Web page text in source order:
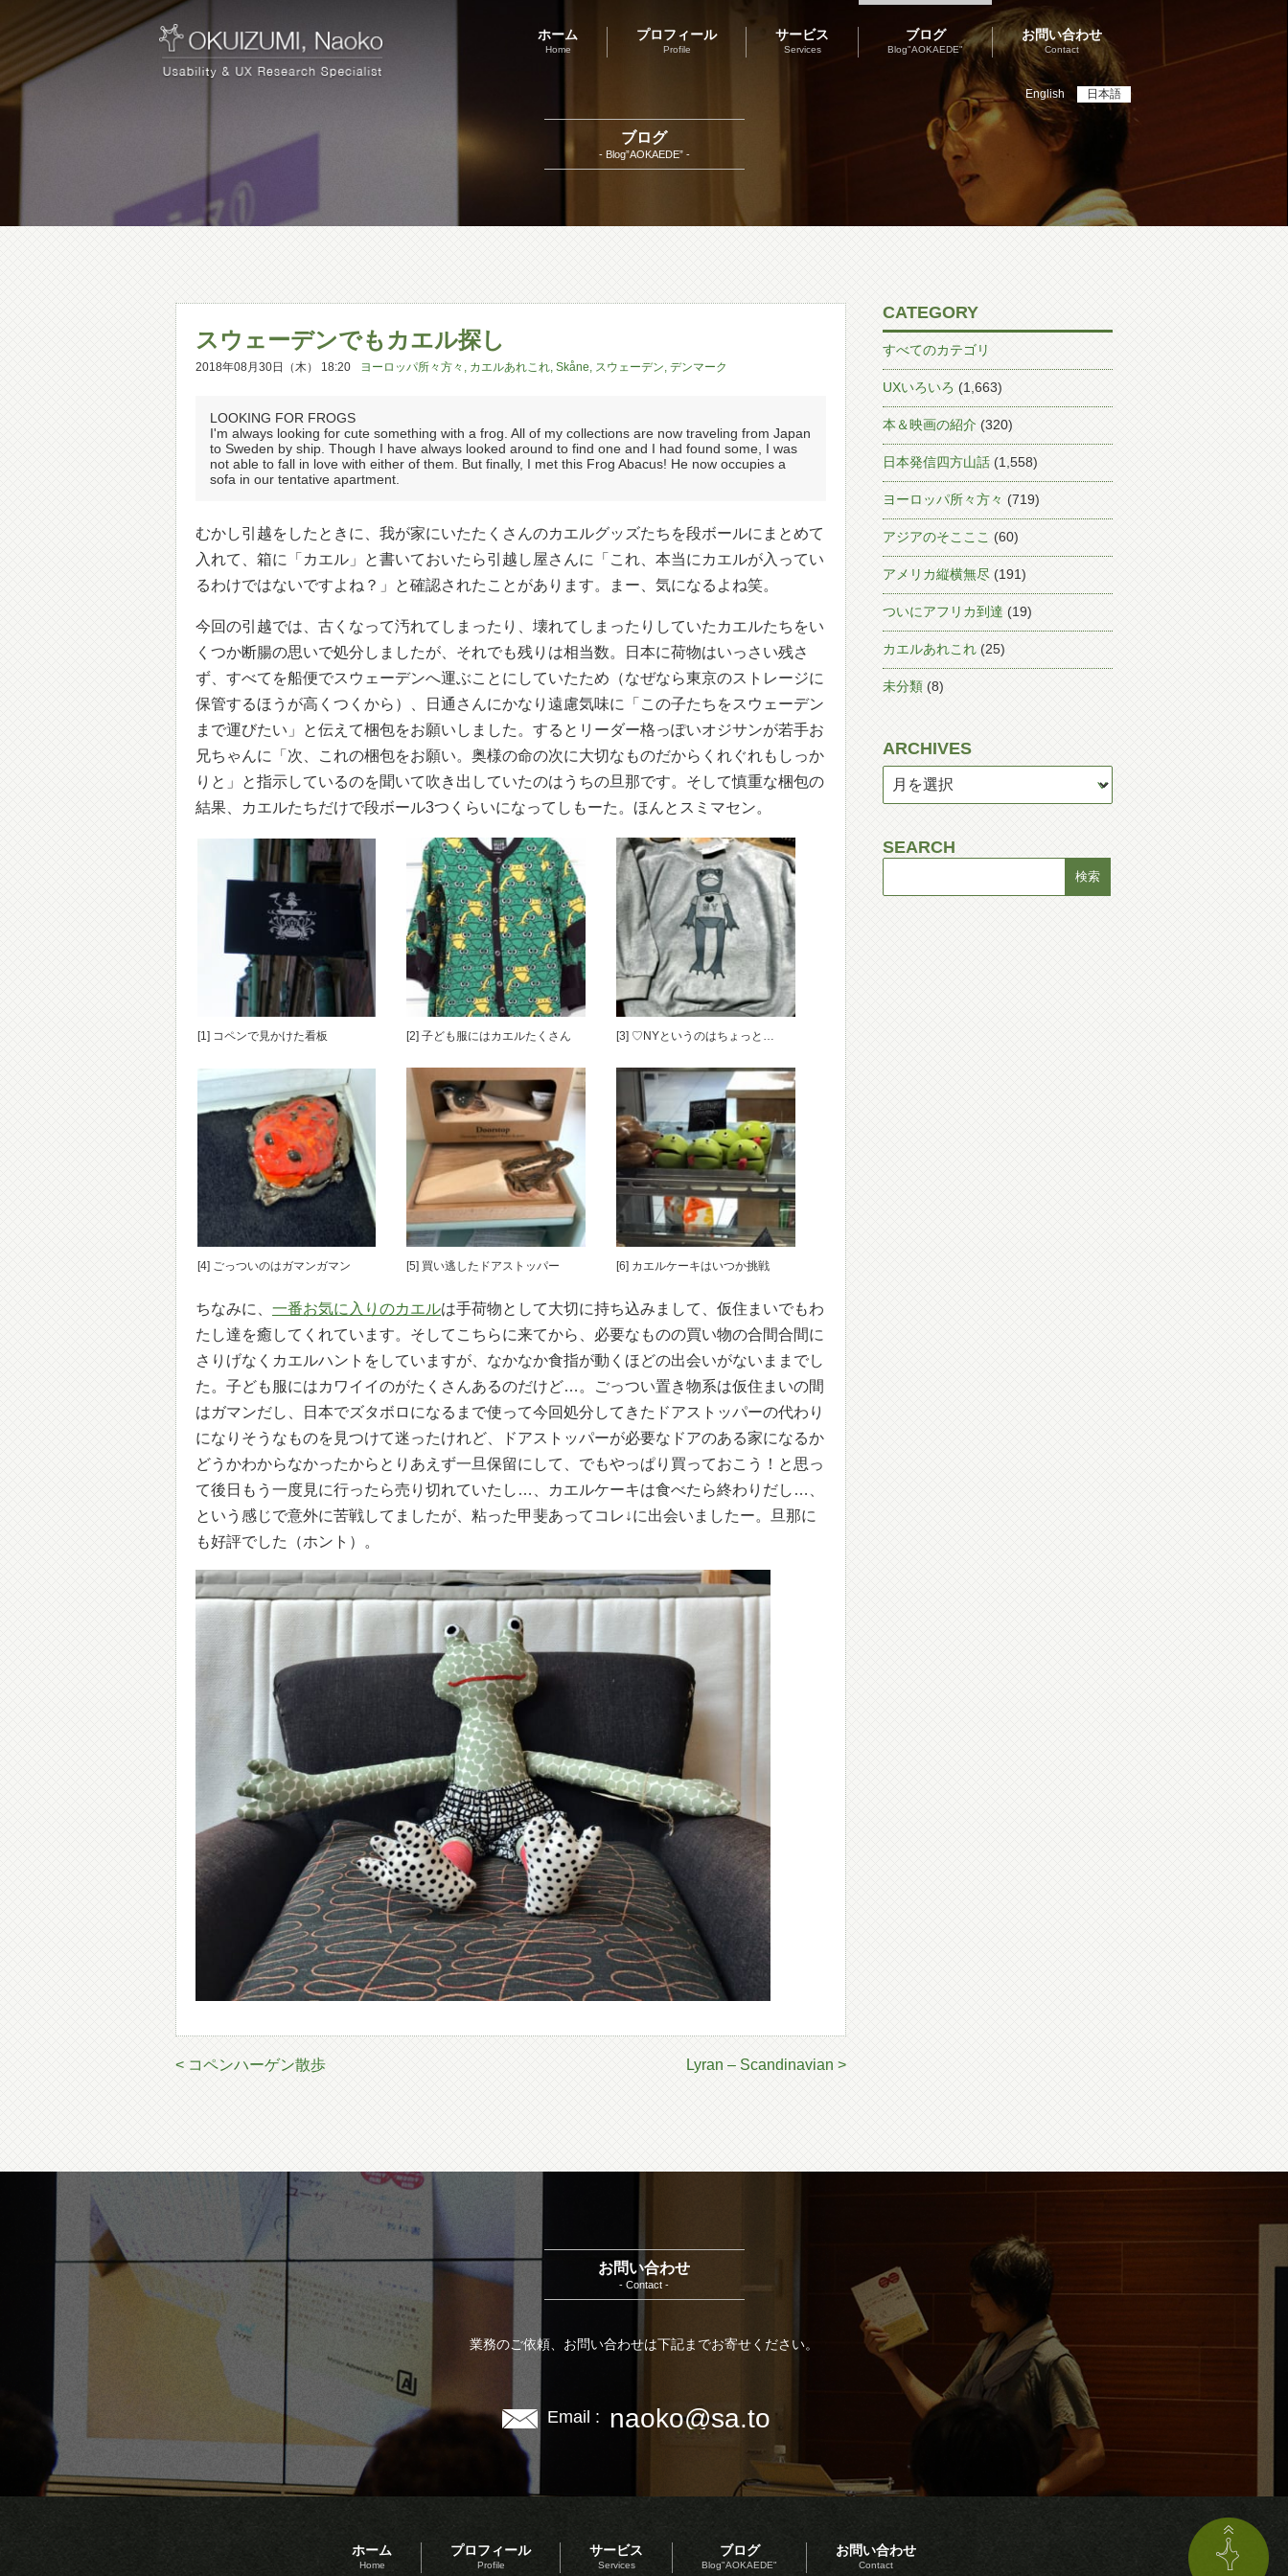
English 日本語
ホーム
Home
プロフィール
Profile
サービス
Services
ブログ
Blog"AOKAEDE"
お問い合わせ
Contact
ブログ
- Blog”AOKAEDE” -
スウェーデンでもカエル探し
2018年08月30日（木） 18:20 ヨーロッパ所々方々 , カエルあれこれ, Skåne, スウェーデン, デンマーク
LOOKING FOR FROGS
I'm always looking for cute something with a frog. All of my collections are now traveling from Japan
to Sweden by ship. Though I have always looked around to find one and I had found some, I was
not able to fall in love with either of them. But finally, I met this Frog Abacus! He now occupies a
sofa in our tentative apartment.
むかし引越をしたときに、我が家にいたたくさんのカエルグッズたちを段ボールにまとめて
入れて、箱に「カエル」と書いておいたら引越し屋さんに「これ、本当にカエルが入ってい
るわけではないですよね？」と確認されたことがあります。まー、気になるよね笑。
今回の引越では、古くなって汚れてしまったり、壊れてしまったりしていたカエルたちをい
くつか断腸の思いで処分しましたが、それでも残りは相当数。日本に荷物はいっさい残さ
ず、すべてを船便でスウェーデンへ運ぶことにしていたため（なぜなら東京のストレージに
保管するほうが高くつくから）、日通さんにかなり遠慮気味に「この子たちをスウェーデン
まで運びたい」と伝えて梱包をお願いしました。するとリーダー格っぽいオジサンが若手お
兄ちゃんに「次、これの梱包をお願い。奥様の命の次に大切なものだからくれぐれもしっか
りと」と指示しているのを聞いて吹き出していたのはうちの旦那です。そして慎重な梱包の
結果、カエルたちだけで段ボール3つくらいになってしもーた。ほんとスミマセン。
[1] コペンで見かけた看板 [2] 子ども服にはカエルたくさん [3] ♡NYというのはちょっと…
[4] ごっついのはガマンガマン [5] 買い逃したドアストッパー [6] カエルケーキはいつか挑戦
ちなみに、 一番お気に入りのカエルは手荷物として大切に持ち込みまして、仮住まいでもわ
たし達を癒してくれています。そしてこちらに来てから、必要なものの買い物の合間合間に
さりげなくカエルハントをしていますが、なかなか食指が動くほどの出会いがないままでし
た。子ども服にはカワイイのがたくさんあるのだけど…。ごっつい置き物系は仮住まいの間
はガマンだし、日本でズタボロになるまで使って今回処分してきたドアストッパーの代わり
になりそうなものを見つけて迷ったけれど、ドアストッパーが必要なドアのある家になるか
どうかわからなかったからとりあえず一旦保留にして、でもやっぱり買っておこう！と思っ
て後日もう一度見に行ったら売り切れていたし…、カエルケーキは食べたら終わりだし…、
という感じで意外に苦戦してましたが、粘った甲斐あってコレ↓に出会いましたー。旦那に
も好評でした（ホント）。
< コペンハーゲン散歩 Lyran – Scandinavian >
CATEGORY
すべてのカテゴリ
UXいろいろ (1,663)
本＆映画の紹介 (320)
日本発信四方山話 (1,558)
ヨーロッパ所々方々 (719)
アジアのそこここ (60)
アメリカ縦横無尽 (191)
ついにアフリカ到達 (19)
カエルあれこれ (25)
未分類 (8)
ARCHIVES
SEARCH
お問い合わせ
- Contact -
業務のご依頼、お問い合わせは下記までお寄せください。
Email : naoko@sa.to
ホーム
Home
プロフィール
Profile
サービス
Services
ブログ
Blog"AOKAEDE"
お問い合わせ
Contact